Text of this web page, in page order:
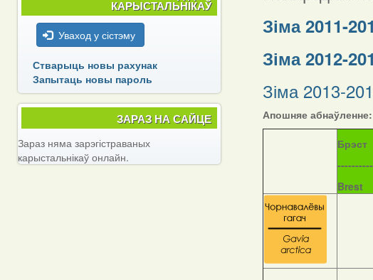
Зіма 2011-
Зіма 2012-
Зіма 2013-
Апошняе
Брэст
Brest
КАРЫСТАЛЬНІКАЎ
Уваход у сістэму
Стварыць новы рахунак
Запытаць новы пароль
ЗАРАЗ НА САЙЦЕ
Зараз няма зарэгістраваных
карыстальнікаў онлайн.